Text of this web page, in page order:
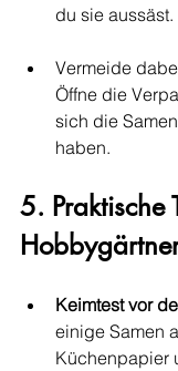
du sie aussäst.
Vermeide
Öffne die
sich die
haben.
5. Praktische
Keimtest vor
einige Samen
Küchenpapier